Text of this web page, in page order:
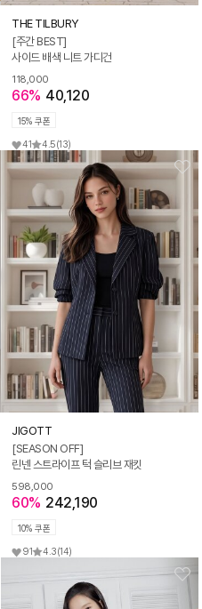
THE TILBURY
[주간 BEST]
사이드 배색 니트 가디건
118,000
66% 40,120
15% 쿠폰
41 4.5(13)
JIGOTT
[SEASON OFF]
린넨 스트라이프 턱 슬리브 재킷
598,000
60% 242,190
10% 쿠폰
91 4.3(14)